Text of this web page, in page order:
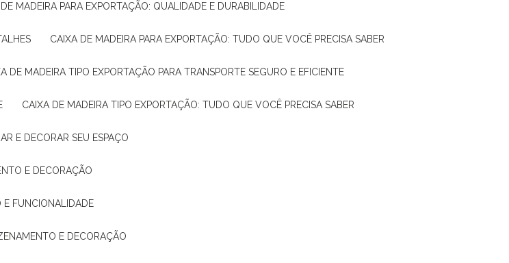
DE MADEIRA PARA EXPORTAÇÃO: QUALIDADE E DURABILIDADE
CAIXA DE MADEIRA PARA EXPORTAÇÃO: TUDO QUE VOCÊ PRECISA SABER
DE MADEIRA TIPO EXPORTAÇÃO PARA TRANSPORTE SEGURO E EFICIENTE
CAIXA DE MADEIRA TIPO EXPORTAÇÃO: TUDO QUE VOCÊ PRECISA SABER
E DECORAR SEU ESPAÇO
E DECORAÇÃO
E FUNCIONALIDADE
E DECORAÇÃO